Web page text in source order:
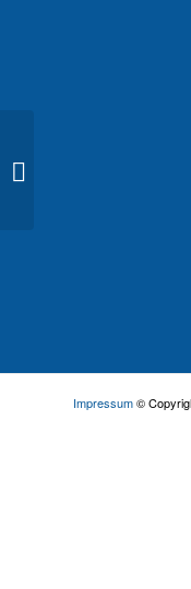
Impressum©